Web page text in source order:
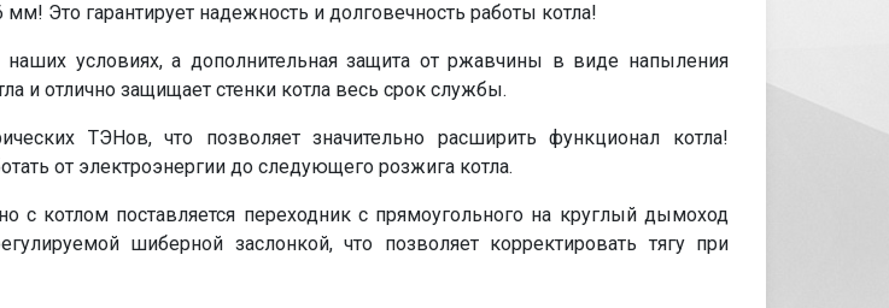
Это гарантирует надежность и долговечность работы котла!
условиях, а дополнительная защита от ржавчины в виде напыления
и отлично защищает стенки котла весь срок службы.
ТЭНов, что позволяет значительно расширить функционал котла!
от электроэнергии до следующего розжига котла.
котлом поставляется переходник с прямоугольного на круглый дымоход
шиберной заслонкой, что позволяет корректировать тягу при